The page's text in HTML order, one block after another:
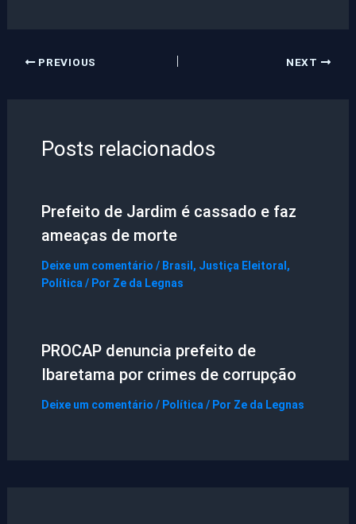
PREVIOUS NEXT
Posts relacionados
Prefeito de Jardim é cassado e faz
ameaças de morte
Deixe um comentário / Brasil , Justiça Eleitoral ,
Política / Por Ze da Legnas
PROCAP denuncia prefeito de
Ibaretama por crimes de corrupção
Deixe um comentário / Política / Por Ze da Legnas